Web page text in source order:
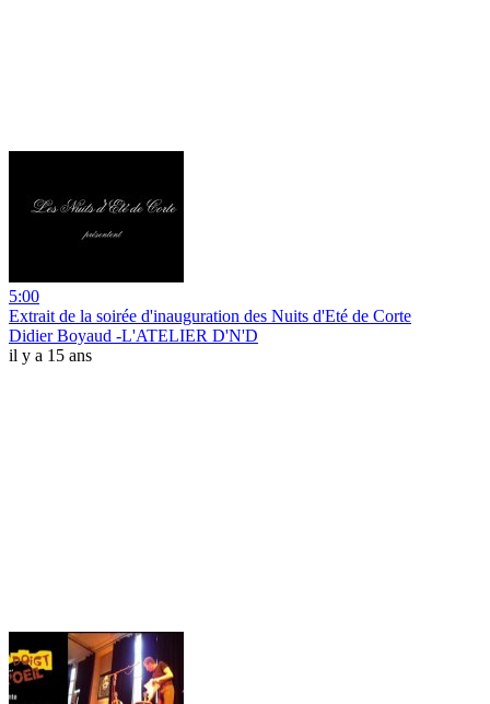
5:00
Extrait de la soirée d'inauguration des Nuits d'Eté de Corte
Didier Boyaud -L'ATELIER D'N'D
il y a 15 ans